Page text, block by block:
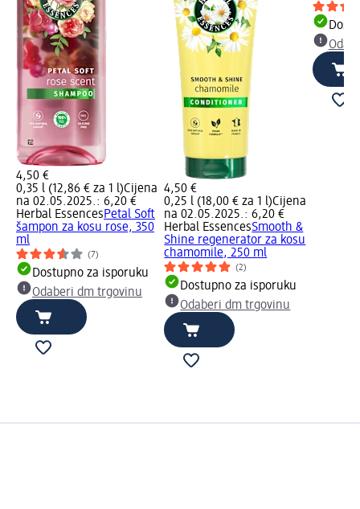
4,50 €
0,35 l (12,86 € za 1 l)Cijena
na 02.05.2025.: 6,20 €
Herbal EssencesPetal Soft
šampon za kosu rose, 350
ml
(7)
Dostupno za isporuku
Odaberi dm trgovinu
4,50 €
0,25 l (18,00 € za 1 l)Cijena
na 02.05.2025.: 6,20 €
Herbal EssencesSmooth &
Shine regenerator za kosu
chamomile, 250 ml
(2)
Dostupno za isporuku
Odaberi dm trgovinu